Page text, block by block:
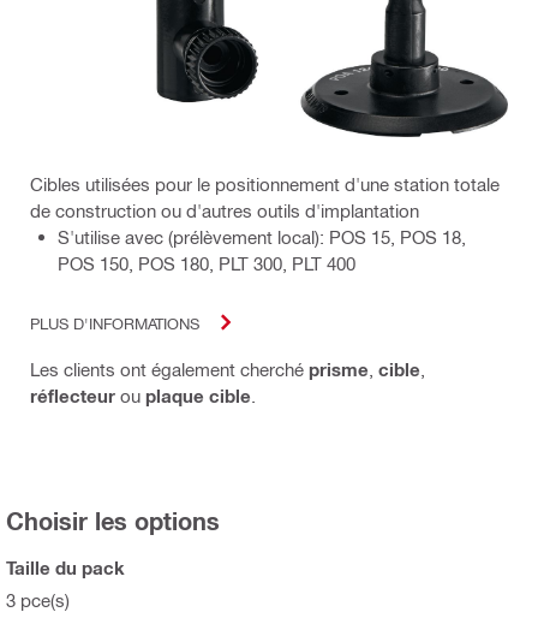
Cibles utilisées pour le positionnement d'une station totale
de construction ou d'autres outils d'implantation
S'utilise avec (prélèvement local): POS 15, POS 18,
POS 150, POS 180, PLT 300, PLT 400
PLUS D'INFORMATIONS
Les clients ont également cherché prisme cible
réflecteur ou plaque cible
Choisir les options
Taille du pack
3 pce(s)